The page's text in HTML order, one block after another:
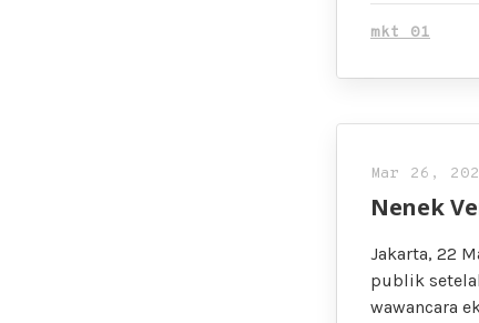
mkt 01
Mar 26,
Nenek
Jakarta, 22
publik
wawancara